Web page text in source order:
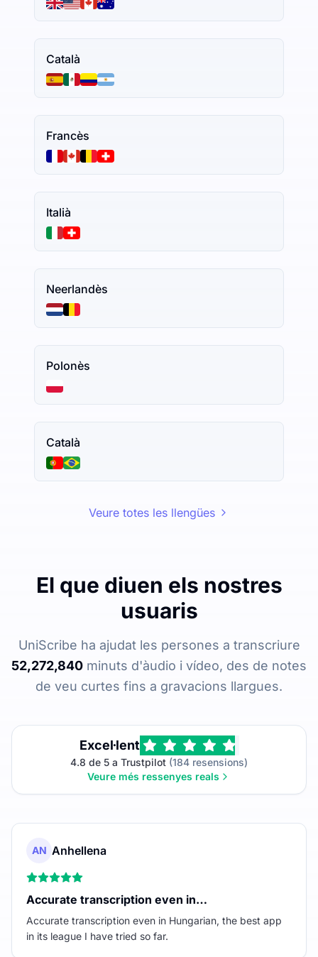
Català
Francès
Italià
Neerlandès
Polonès
Català
Veure totes les llengües
El que diuen els nostres
usuaris
UniScribe ha ajudat les persones a transcriure
52,272,840 minuts d'àudio i vídeo, des de notes
de veu curtes fins a gravacions llargues.
Excel·lent
4.8 de 5 a Trustpilot (184 resensions)
Veure més ressenyes reals
AN Anhellena
Accurate transcription even in…
Accurate transcription even in Hungarian, the best app
in its league I have tried so far.